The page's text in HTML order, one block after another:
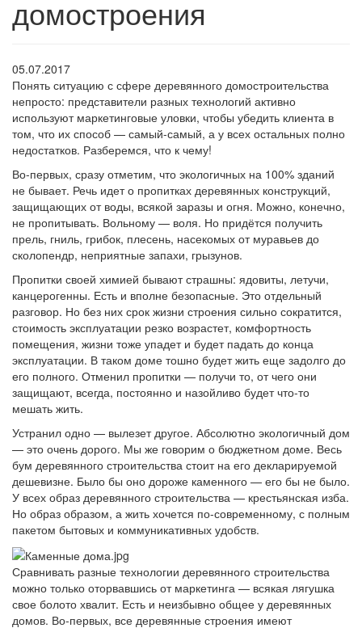
домостроения
05.07.2017
Понять ситуацию с сфере деревянного домостроительства
непросто: представители разных технологий активно
используют маркетинговые уловки, чтобы убедить клиента в
том, что их способ — самый-самый, а у всех остальных полно
недостатков. Разберемся, что к чему!
Во-первых, сразу отметим, что экологичных на 100% зданий
не бывает. Речь идет о пропитках деревянных конструкций,
защищающих от воды, всякой заразы и огня. Можно, конечно,
не пропитывать. Вольному — воля. Но придётся получить
прель, гниль, грибок, плесень, насекомых от муравьев до
сколопендр, неприятные запахи, грызунов.
Пропитки своей химией бывают страшны: ядовиты, летучи,
канцерогенны. Есть и вполне безопасные. Это отдельный
разговор. Но без них срок жизни строения сильно сократится,
стоимость эксплуатации резко возрастет, комфортность
помещения, жизни тоже упадет и будет падать до конца
эксплуатации. В таком доме тошно будет жить еще задолго до
его полного. Отменил пропитки — получи то, от чего они
защищают, всегда, постоянно и назойливо будет что-то
мешать жить.
Устранил одно — вылезет другое. Абсолютно экологичный дом
— это очень дорого. Мы же говорим о бюджетном доме. Весь
бум деревянного строительства стоит на его декларируемой
дешевизне. Было бы оно дороже каменного — его бы не было.
У всех образ деревянного строительства — крестьянская изба.
Но образ образом, а жить хочется по-современному, с полным
пакетом бытовых и коммуникативных удобств.
Сравнивать разные технологии деревянного строительства
можно только оторвавшись от маркетинга — всякая лягушка
свое болото хвалит. Есть и неизбывно общее у деревянных
домов. Во-первых, все деревянные строения имеют